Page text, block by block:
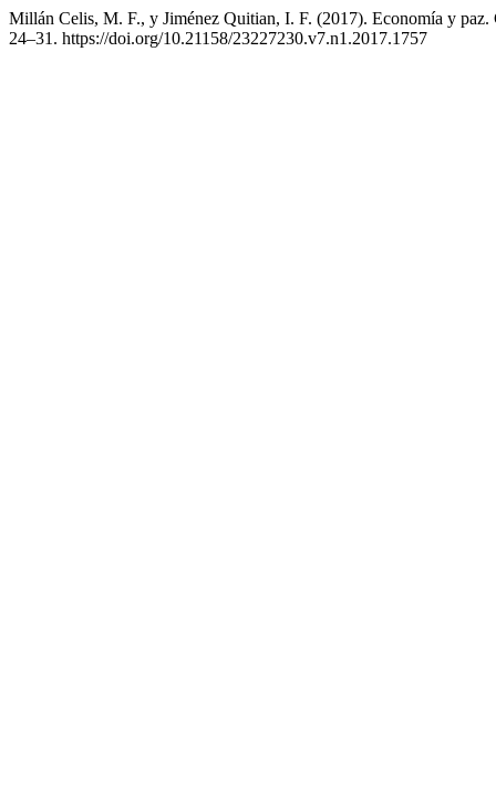
Millán Celis, M. F., y Jiménez Quitian, I. F. (2017). Economía y
24–31. https://doi.org/10.21158/23227230.v7.n1.2017.1757